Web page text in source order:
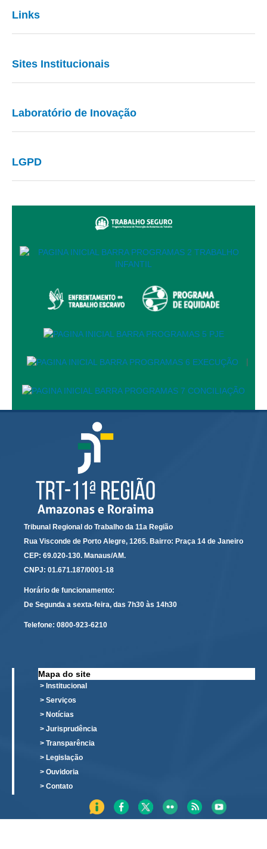
Links
Sites Institucionais
Laboratório de Inovação
LGPD
|
Tribunal Regional do Trabalho da 11a Região
Rua Visconde de Porto Alegre, 1265. Bairro: Praça 14 de Janeiro
CEP: 69.020-130. Manaus/AM.
CNPJ: 01.671.187/0001-18
Horário de funcionamento:
De Segunda a sexta-feira, das 7h30 às 14h30
Telefone: 0800-923-6210
Mapa do site
> Institucional
> Serviços
> Notícias
> Jurisprudência
> Transparência
> Legislação
> Ouvidoria
> Contato